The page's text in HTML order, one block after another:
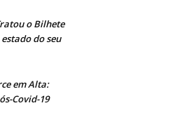
o Bilhete
do seu
em Alta:
Covid-19